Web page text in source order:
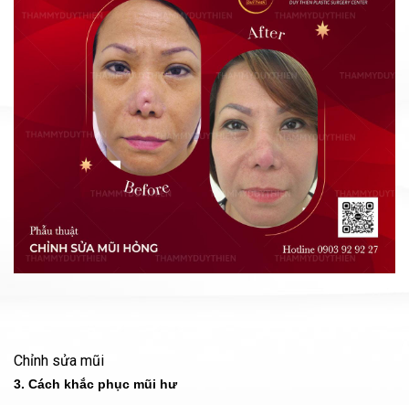
Chỉnh sửa mũi
3. Cách khắc phục mũi hư